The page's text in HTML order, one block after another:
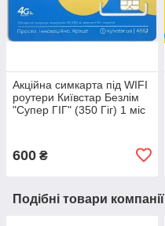
Акційна симкарта під WIFI
роутери Київстар Безлім
"Супер ГІГ" (350 Гіг) 1 міс
600 ₴
Подібні товари компанії